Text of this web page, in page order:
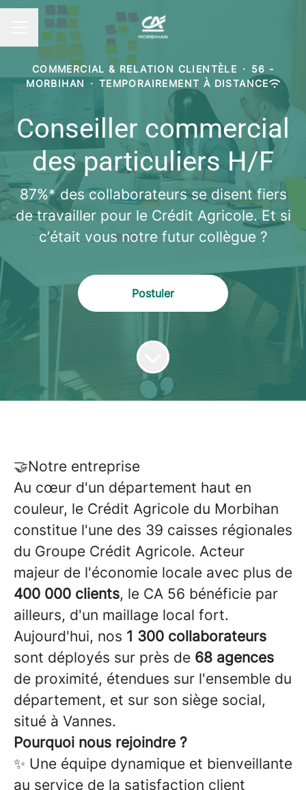
MENU CARRIÈRE
COMMERCIAL & RELATION CLIENTÈLE · 56 -
MORBIHAN
· TEMPORAIREMENT À DISTANCE
Conseiller commercial
des particuliers H/F
87%* des collaborateurs se disent fiers
de travailler pour le Crédit Agricole. Et si
c’était vous notre futur collègue ?
Postuler
🤝Notre entreprise
Au cœur d'un département haut en
couleur, le Crédit Agricole du Morbihan
constitue l'une des 39 caisses régionales
du Groupe Crédit Agricole. Acteur
majeur de l'économie locale avec plus de
400 000 clients, le CA 56 bénéficie par
ailleurs, d'un maillage local fort.
Aujourd'hui, nos 1 300 collaborateurs
sont déployés sur près de 68 agences
de proximité, étendues sur l'ensemble du
département, et sur son siège social,
situé à Vannes.
Pourquoi nous rejoindre ?
✨ Une équipe dynamique et bienveillante
au service de la satisfaction client